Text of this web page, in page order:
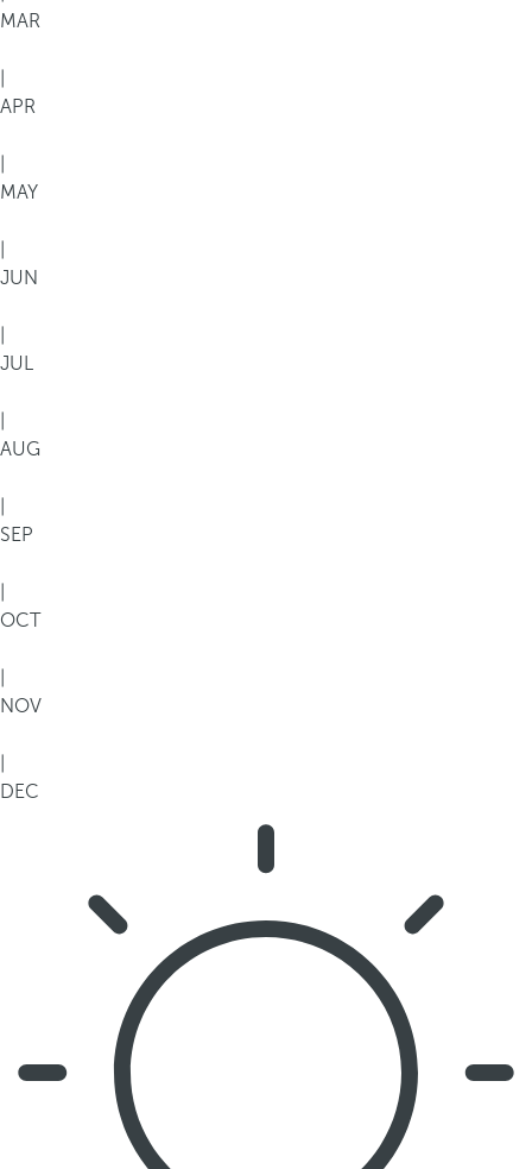
MAR
APR
MAY
JUN
JUL
AUG
SEP
OCT
NOV
DEC